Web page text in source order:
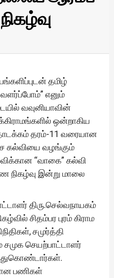
தமிழ்
எனும்
வவுனியாவின்
ஒன்றாகிய
தரம்-11 வரையான
கல்வியை வழங்கும்
“வாகை” கல்வி
நிகழ்வு இன்று மாலை
திரு.செல்வநாயகம்
சிதம்பர புரம் கிராம
சமுர்த்தி
செயற்பாட்டாளர்
பணிகள்